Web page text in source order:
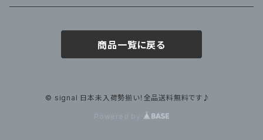
商品一覧に戻る
© signal 日本未入荷勢揃い！全品送料無料です♪
Powered by